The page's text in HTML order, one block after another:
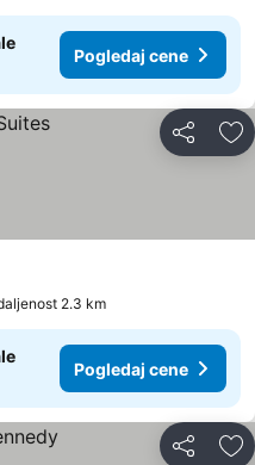
Pogledaj cene
Deli
2.3 km
Pogledaj cene
Deli